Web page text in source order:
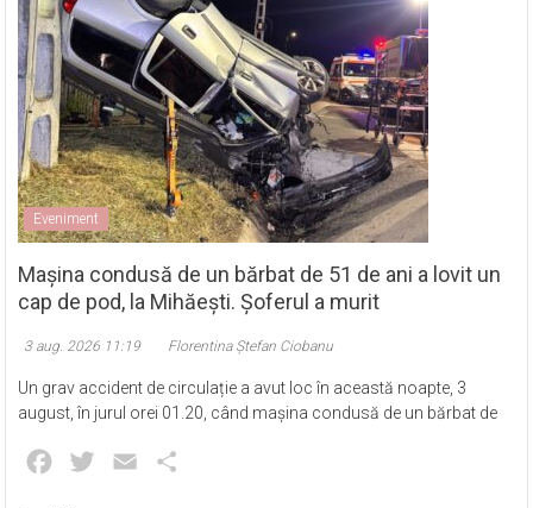
Eveniment
Mașina condusă de un bărbat de 51 de ani a lovit un
cap de pod, la Mihăești. Șoferul a murit
3 aug. 2026 11:19 Florentina Ștefan Ciobanu
Un grav accident de circulație a avut loc în această noapte, 3
august, în jurul orei 01.20, când mașina condusă de un bărbat de
Facebook
Twitter Email